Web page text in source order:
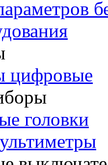
цифровые
головки